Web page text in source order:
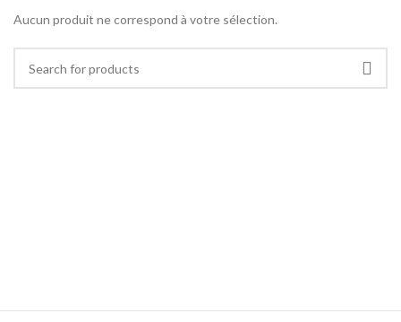
Aucun produit ne correspond à votre sélection.